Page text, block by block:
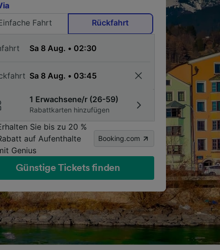
Fahrt
Rückfahrt
1 Erwachsene/r (26-59)
Rabattkarten hinzufügen
Sie bis zu 20 %
auf Aufenthalte
Genius
Booking.com
Günstige Tickets finden